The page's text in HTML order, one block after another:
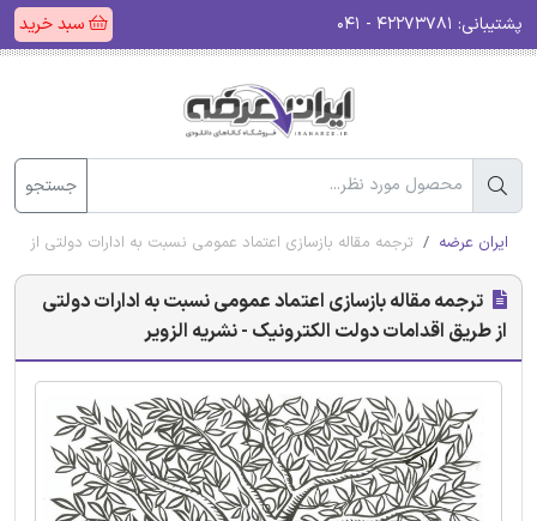
پشتیبانی: سبد خرید
جستجو
ایران عرضه ترجمه مقاله بازسازی اعتماد عمومی نسبت به ادارات دولتی از
ترجمه مقاله بازسازی اعتماد عمومی نسبت به ادارات دولتی
از طریق اقدامات دولت الکترونیک - نشریه الزویر